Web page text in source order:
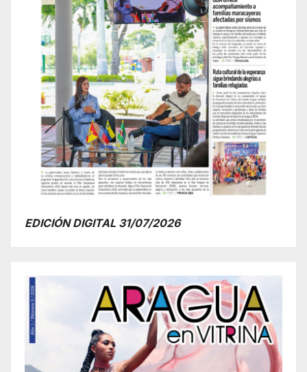
EDICIÓN DIGITAL 31/07/2026